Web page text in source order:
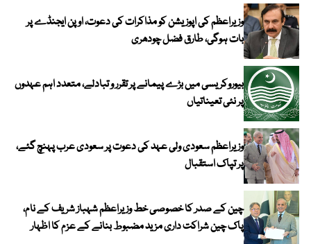
وزیراعظم کی اپوزیشن کو مذاکرات کی دعوت، اوپن ایجنڈے پر
بات ہوگی، طارق فضل چودھری
بیوروکریسی میں بڑے پیمانے پر تقرر و تبادلے، متعدد اہم عہدوں
پر نئی تعیناتیاں
وزیراعظم سعودی ولی عہد کی دعوت پر سعودی عرب پہنچ گئے،
پر تپاک استقبال
چین کے صدر کا خصوصی خط وزیراعظم شہباز شریف کے نام،
پاک چین شراکت داری مزید مضبوط بنانے کے عزم کا اظہار